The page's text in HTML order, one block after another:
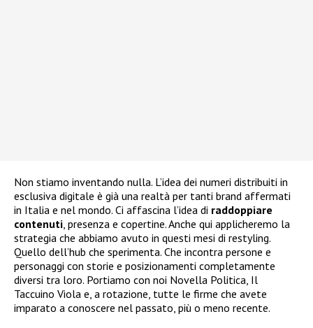
Non stiamo inventando nulla. L’idea dei numeri distribuiti in
esclusiva digitale è già una realtà per tanti brand affermati
in Italia e nel mondo. Ci affascina l’idea di raddoppiare
contenuti, presenza e copertine. Anche qui applicheremo la
strategia che abbiamo avuto in questi mesi di restyling.
Quello dell’hub che sperimenta. Che incontra persone e
personaggi con storie e posizionamenti completamente
diversi tra loro. Portiamo con noi Novella Politica, Il
Taccuino Viola e, a rotazione, tutte le firme che avete
imparato a conoscere nel passato, più o meno recente.